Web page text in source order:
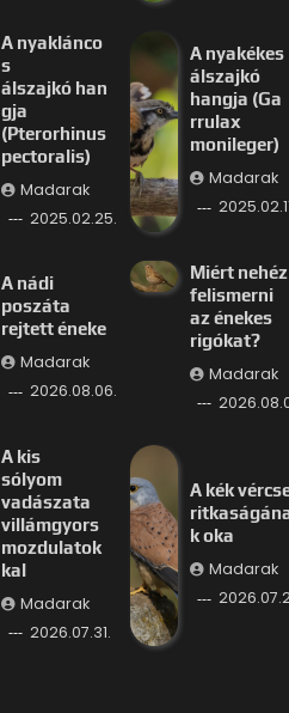
A nyaklánco
s
álszajkó han
gja
(Pterorhinus
pectoralis)
Madarak
2025.02.25.
A nyakékes
álszajkó
hangja (Ga
rrulax
monileger)
Madarak
A nádi
poszáta
rejtett éneke
Madarak
2026.08.06.
Miért nehéz
felismerni
az énekes
rigókat?
Madarak
A kis
sólyom
vadászata
villámgyors
mozdulatok
kal
Madarak
2026.07.31.
A kék
k oka
Madarak